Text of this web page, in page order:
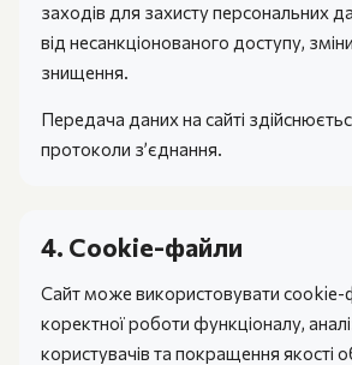
заходів для захисту персональних
від несанкціонованого доступу,
знищення.
Передача даних на сайті
протоколи з’єднання.
4. Cookie-файли
Сайт може використовувати cookie-
коректної роботи функціоналу,
користувачів та покращення якості